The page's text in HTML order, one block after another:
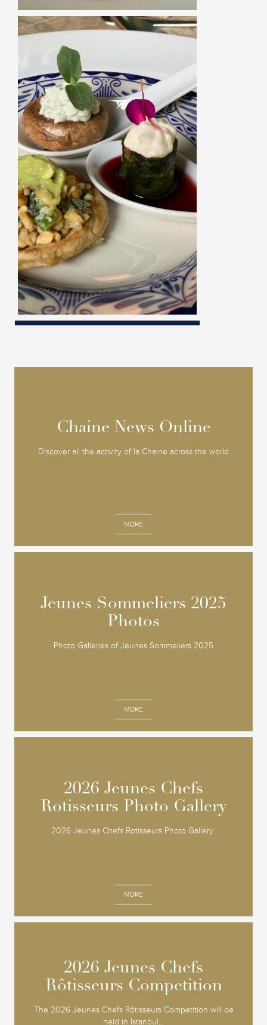
Chaine News Online
Discover all the activity of la Chaine across the world
MORE
Chaine News Online
Jeunes Sommeliers 2025
Photos
Photo Galleries of Jeunes Sommeliers 2025
MORE
Jeunes Sommeliers 2025
Photos
2026 Jeunes Chefs
Rotisseurs Photo Gallery
2026 Jeunes Chefs Rotisseurs Photo Gallery
MORE
2026 Jeunes Chefs
Rotisseurs Photo Gallery
2026 Jeunes Chefs
Rôtisseurs Competition
The 2026 Jeunes Chefs Rôtisseurs Competition will be
held in Istanbul...
2026 Jeunes Chefs
Rôtisseurs Competition